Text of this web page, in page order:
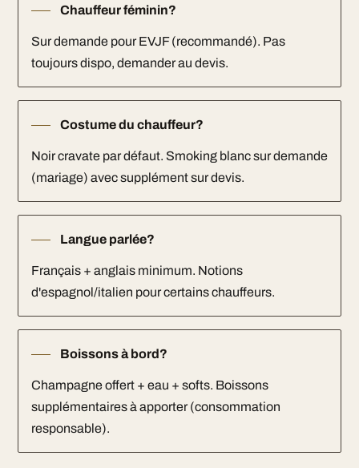
Chauffeur féminin?
Sur demande pour EVJF (recommandé). Pas
toujours dispo, demander au devis.
Costume du chauffeur?
Noir cravate par défaut. Smoking blanc sur demande
(mariage) avec supplément sur devis.
Langue parlée?
Français + anglais minimum. Notions
d'espagnol/italien pour certains chauffeurs.
Boissons à bord?
Champagne offert + eau + softs. Boissons
supplémentaires à apporter (consommation
responsable).